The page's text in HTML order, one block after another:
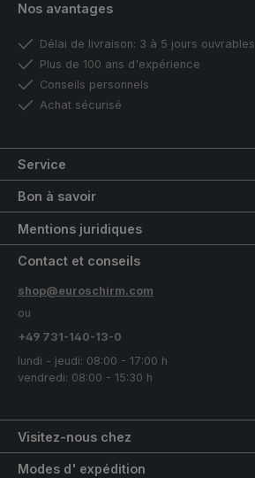
Nos avantages
Délai de livraison: 3 à 5 jours ouvrables
Plus de 100 ans d'expérience
Conseils personnels
Achat sécurisé
Service
Bon à savoir
Mentions juridiques
Visitez-nous chez
Contact et conseils
shop@euroschirm.com
ou
+49 731-140-13-0
lundi - jeudi: 08:00 - 17:00 h
vendredi: 08:00 - 15:30 h
Modes d' expédition